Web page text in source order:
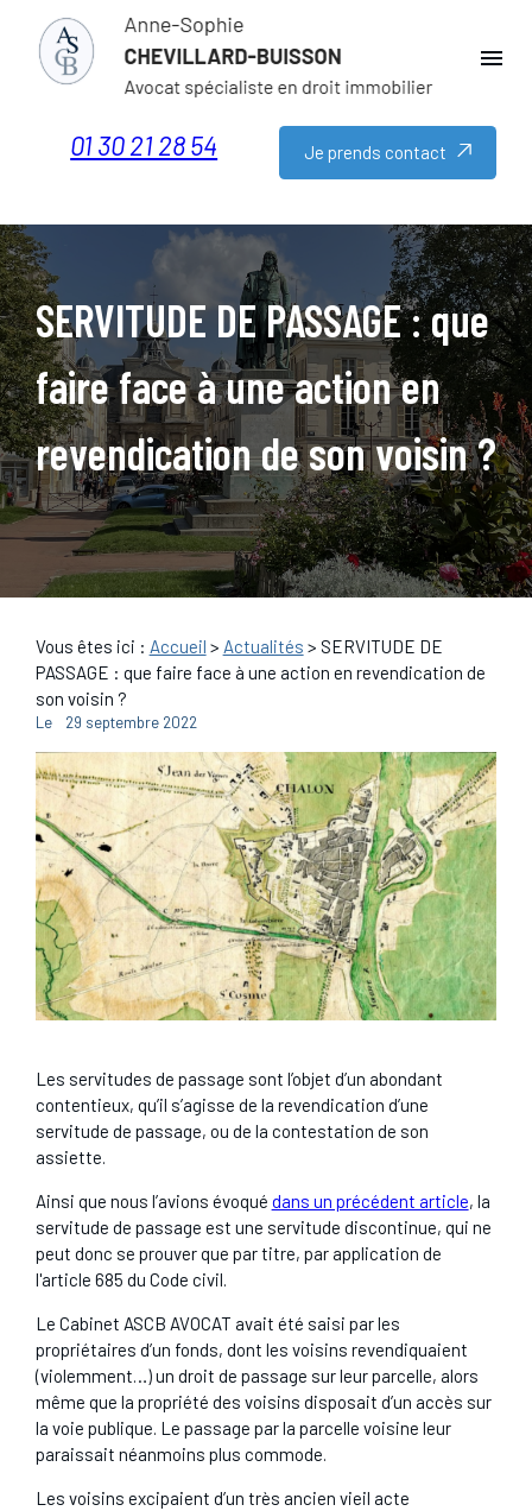
menu
01 30 21 28 54 Je prends contact
SERVITUDE DE PASSAGE : que
faire face à une action en
revendication de son voisin ?
Vous êtes ici : Accueil > Actualités > SERVITUDE DE
PASSAGE : que faire face à une action en revendication de
son voisin ?
Le 29 septembre 2022
Les servitudes de passage sont l’objet d’un abondant
contentieux, qu’il s’agisse de la revendication d’une
servitude de passage, ou de la contestation de son
assiette.
Ainsi que nous l’avions évoqué dans un précédent article, la
servitude de passage est une servitude discontinue, qui ne
peut donc se prouver que par titre, par application de
l'article 685 du Code civil.
Le Cabinet ASCB AVOCAT avait été saisi par les
propriétaires d’un fonds, dont les voisins revendiquaient
(violemment…) un droit de passage sur leur parcelle, alors
même que la propriété des voisins disposait d’un accès sur
la voie publique. Le passage par la parcelle voisine leur
paraissait néanmoins plus commode.
Les voisins excipaient d’un très ancien vieil acte
Panneau de gestion des cookies